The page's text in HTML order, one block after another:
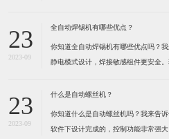
量加些润滑脂，保持通风,干燥。 2
23
2023-09
全自动焊锡机有哪些优点？
你知道全自动焊锡机有哪些优点吗？
静电模式设计，焊接敏感组件更安全
力。为了健康请使用环保型无铅锡线。
23
2023-09
什么是自动螺丝机？
你知道什么是自动螺丝机吗？我来告
软件下设计完成的，控制功能非常强